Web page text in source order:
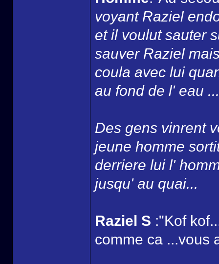
voyant Raziel
et il voulut sauter
sauver Raziel
coula avec lui
au fond de l' eau
Des gens vinrent
jeune homme
derriere lui l'
jusqu' au quai...
Raziel S :"Kof
comme ca ...vous